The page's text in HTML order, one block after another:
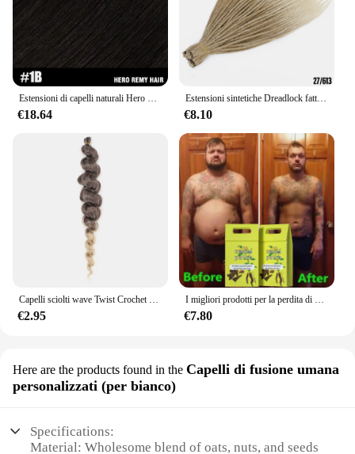
€18.64
Estensioni sintetiche Dreadlock fatte a mano intrecciare i capelli naturali all'uncinetto per donne e uomini Afro Ombre nero marrone SEENICE
€8.10
Capelli sciolti wave Twist Crochet capelli treccia sintetica naturale riccioli Ombre intrecciare i capelli estensioni dei capelli
€2.95
I migliori prodotti per la perdita di peso per donne e uomini Bruciagrassi naturale al 100% Riducono l'obesità Bellezza Salute Dimagrimento rapido Perdere peso
€7.80
Here are the products found in the Capelli di fusione umana
personalizzati (per bianco)
Specifications:
Material: Wholesome blend of oats, nuts, and seeds